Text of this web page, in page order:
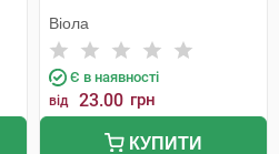
Віола
Є в наявності
від 23.00 грн
КУПИТИ